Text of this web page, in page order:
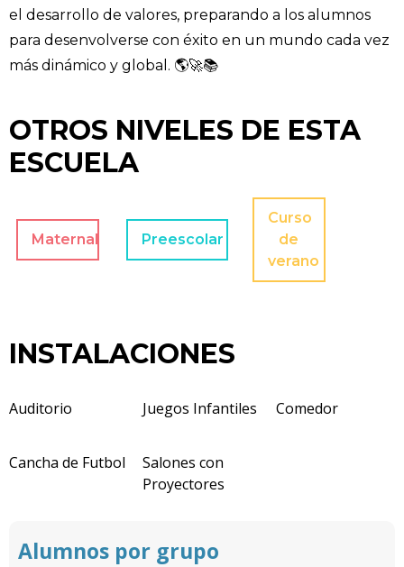
el desarrollo de valores, preparando a los alumnos
para desenvolverse con éxito en un mundo cada vez
más dinámico y global. 🌎🚀📚
OTROS NIVELES DE ESTA
ESCUELA
Maternal Preescolar
Curso
de
verano
INSTALACIONES
Auditorio Juegos Infantiles Comedor
Cancha de Futbol
Salones con
Proyectores
Alumnos por grupo